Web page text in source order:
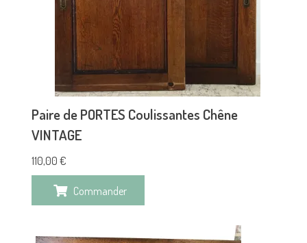
Paire de PORTES Coulissantes Chêne
VINTAGE
110,00 €
Commander